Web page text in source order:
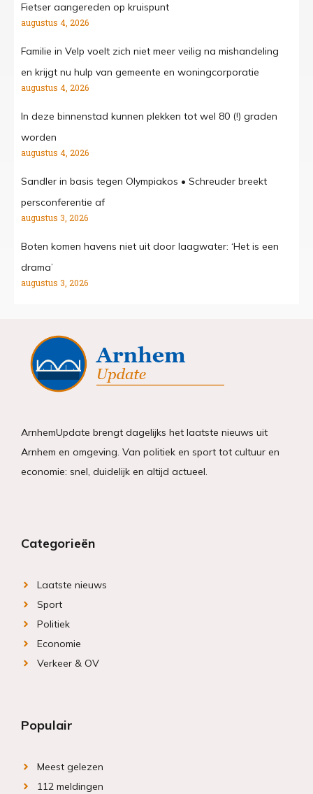
Fietser aangereden op kruispunt
augustus 4, 2026
Familie in Velp voelt zich niet meer veilig na mishandeling
en krijgt nu hulp van gemeente en woningcorporatie
augustus 4, 2026
In deze binnenstad kunnen plekken tot wel 80 (!) graden
worden
augustus 4, 2026
Sandler in basis tegen Olympiakos • Schreuder breekt
persconferentie af
augustus 3, 2026
Boten komen havens niet uit door laagwater: ‘Het is een
drama’
augustus 3, 2026
ArnhemUpdate brengt dagelijks het laatste nieuws uit
Arnhem en omgeving. Van politiek en sport tot cultuur en
economie: snel, duidelijk en altijd actueel.
Categorieën
Laatste nieuws
Sport
Politiek
Economie
Verkeer & OV
Populair
Meest gelezen
112 meldingen